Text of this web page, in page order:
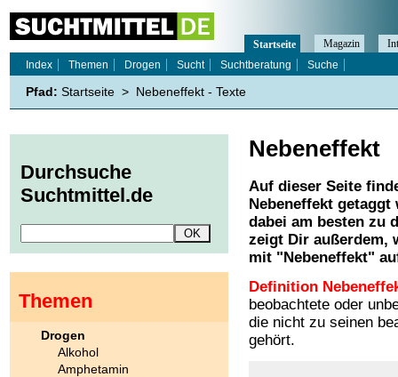
Nebeneffekt
Auf dieser Seite
Nebeneffekt getaggt
dabei am besten zu
zeigt Dir außerdem,
mit " Nebeneffekt"
Definition
beobachtete oder
die nicht zu seinen
gehört.
Startseite Magazin
Index
Themen Drogen Sucht Suchtberatung Suche
Pfad: Startseite > Nebeneffekt - Texte
Durchsuche
Suchtmittel.de
Themen
Drogen
Alkohol
Amphetamin